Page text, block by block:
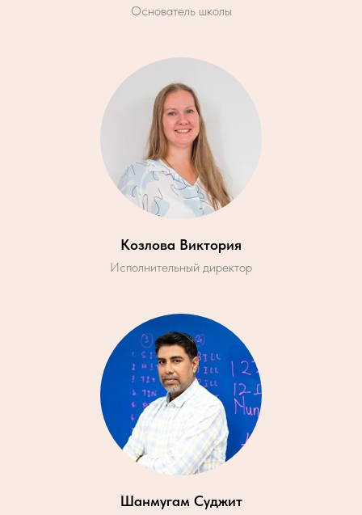
Основатель школы
Козлова Виктория
Исполнительный директор
Шанмугам Суджит